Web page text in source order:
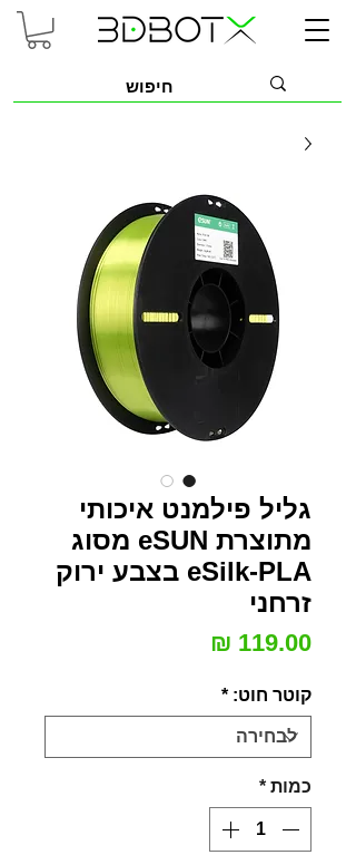
גליל פילמנט איכותי
מתוצרת eSUN מסוג
eSilk-PLA בצבע ירוק
זרחני
קוטר חוט: *
כמות *